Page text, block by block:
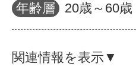
年齢層 20歳～60歳
関連情報を表示▼